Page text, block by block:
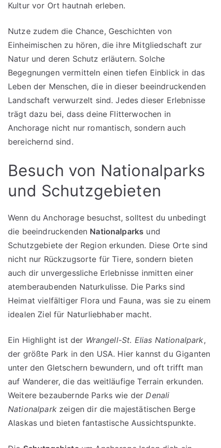
Kultur vor Ort hautnah erleben.
Nutze zudem die Chance, Geschichten von
Einheimischen zu hören, die ihre Mitgliedschaft zur
Natur und deren Schutz erläutern. Solche
Begegnungen vermitteln einen tiefen Einblick in das
Leben der Menschen, die in dieser beeindruckenden
Landschaft verwurzelt sind. Jedes dieser Erlebnisse
trägt dazu bei, dass deine Flitterwochen in
Anchorage nicht nur romantisch, sondern auch
bereichernd sind.
Besuch von Nationalparks
und Schutzgebieten
Wenn du Anchorage besuchst, solltest du unbedingt
die beeindruckenden Nationalparks und
Schutzgebiete der Region erkunden. Diese Orte sind
nicht nur Rückzugsorte für Tiere, sondern bieten
auch dir unvergessliche Erlebnisse inmitten einer
atemberaubenden Naturkulisse. Die Parks sind
Heimat vielfältiger Flora und Fauna, was sie zu einem
idealen Ziel für Naturliebhaber macht.
Ein Highlight ist der Wrangell-St. Elias Nationalpark,
der größte Park in den USA. Hier kannst du Giganten
unter den Gletschern bewundern, und oft trifft man
auf Wanderer, die das weitläufige Terrain erkunden.
Weitere bezaubernde Parks wie derDenali
Nationalparkzeigen dir die majestätischen Berge
Alaskas und bieten fantastische Aussichtspunkte.